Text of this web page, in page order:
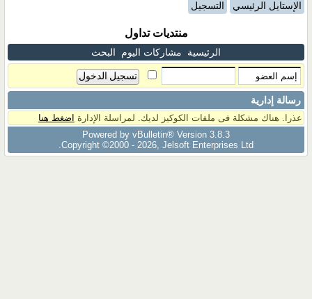
الإستايل الرئيسي التسجيل
منتديات تداول
الرئيسية مشاركات اليوم البحث
رسالة إدارية
عذرا. هناك مشكلة فى ملفات الكوكيز لديك. لمراسلة الإدارة اضغط هنا
Powered by vBulletin® Version 3.8.3
Copyright ©2000 - 2026, Jelsoft Enterprises Ltd.